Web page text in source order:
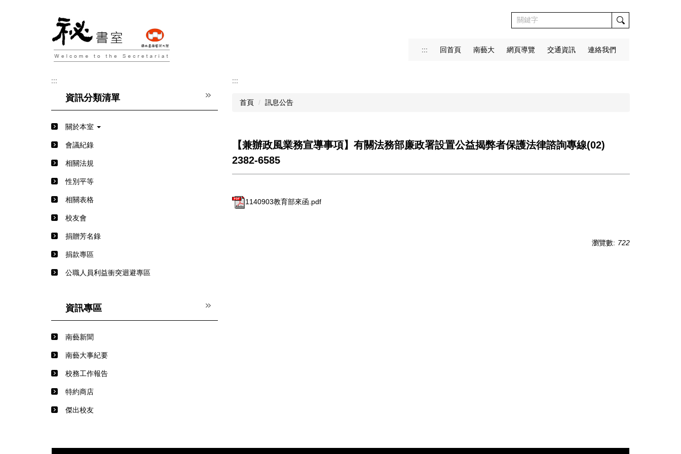
::: 回首頁 南藝大 網頁導覽 交通資訊 連絡我們
:::
資訊分類清單
關於本室
會議紀錄
相關法規
性別平等
相關表格
校友會
捐贈芳名錄
捐款專區
公職人員利益衝突迴避專區
資訊專區
南藝新聞
南藝大事紀要
校務工作報告
特約商店
傑出校友
:::
首頁 訊息公告
【兼辦政風業務宣導事項】有關法務部廉政署設置公益揭弊者保護法律諮詢專線(02)
2382-6585
1140903教育部來函.pdf
瀏覽數: 722